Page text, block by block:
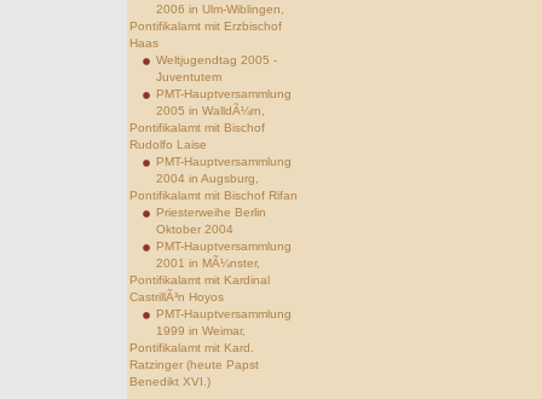
2006 in Ulm-Wiblingen,
Pontifikalamt mit Erzbischof
Haas
Weltjugendtag 2005 -
Juventutem
PMT-Hauptversammlung
2005 in WalldÃ¼rn,
Pontifikalamt mit Bischof
Rudolfo Laise
PMT-Hauptversammlung
2004 in Augsburg,
Pontifikalamt mit Bischof Rifan
Priesterweihe Berlin
Oktober 2004
PMT-Hauptversammlung
2001 in MÃ¼nster,
Pontifikalamt mit Kardinal
CastrillÃ³n Hoyos
PMT-Hauptversammlung
1999 in Weimar,
Pontifikalamt mit Kard.
Ratzinger (heute Papst
Benedikt XVI.)